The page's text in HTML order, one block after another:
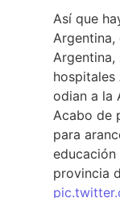
Así que
Argentina,
Argentina,
hospitales
odian a la
Acabo de
para
educación
provincia